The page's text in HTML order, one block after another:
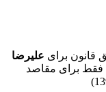
قانون برای علیرضا
فقط برای مقاصد